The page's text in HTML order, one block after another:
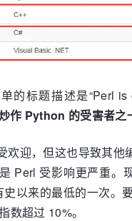
的标题描述是“Perl
作 Python 的受害者之
欢迎，但这也导致其他
Perl 受影响更严重。
以来的最低的一次。
数超过 10%。